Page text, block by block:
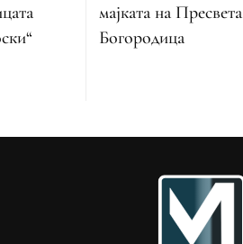
мајката на Пресвета
Богородица